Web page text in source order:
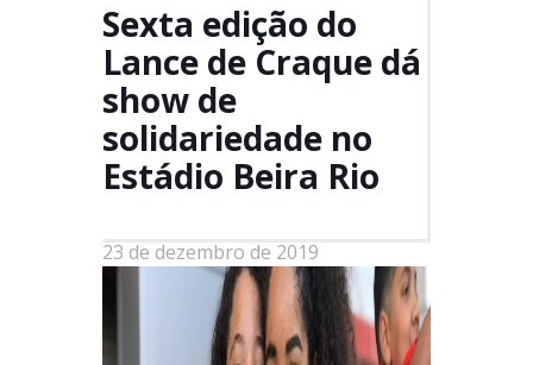
Sexta edição do
Lance de Craque dá
show de
solidariedade no
Estádio Beira Rio
23 de dezembro de 2019